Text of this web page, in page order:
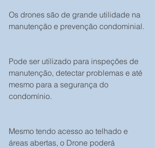
Os drones são de grande utilidade na
manutenção e prevenção condominial.
Pode ser utilizado para inspeções de
manutenção, detectar problemas e até
mesmo para a segurança do
condomínio.
Mesmo tendo acesso ao telhado e
áreas abertas, o Drone poderá